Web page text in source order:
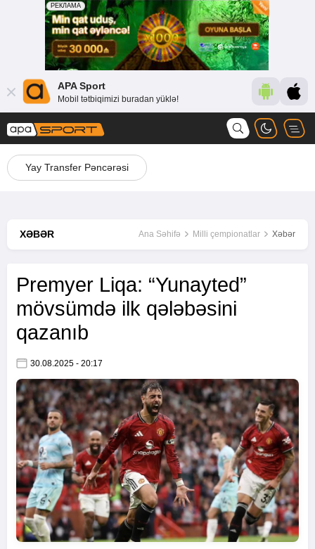
APA Sport
Mobil tətbiqimizi buradan yüklə!
Yay Transfer Pəncərəsi
XƏBƏR Ana Səhifə Milli çempionatlar Xəbər
Premyer Liqa: “Yunayted”
mövsümdə ilk qələbəsini
qazanıb
30.08.2025 - 20:17